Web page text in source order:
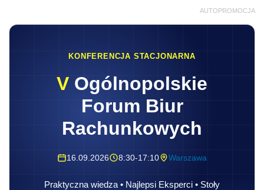
AUTOPROMOCJA
KONFERENCJA STACJONARNA
V Ogólnopolskie
Forum Biur
Rachunkowych
16.09.2026 8:30-17:10 Warszawa
Praktyczna wiedza • Najlepsi Eksperci • Stoły